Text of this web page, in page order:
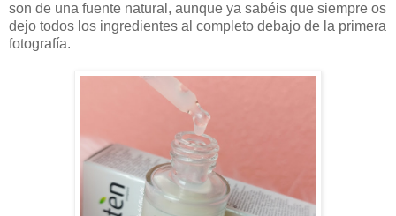
son de una fuente natural, aunque ya sabéis que siempre os
dejo todos los ingredientes al completo debajo de la primera
fotografía.